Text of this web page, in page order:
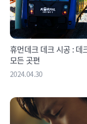
휴먼데크 데크 시공 : 데
모든 곳편
2024.04.30